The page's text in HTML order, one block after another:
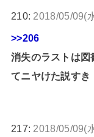
210: 2018/05/09(
>>206
消失のラストは
てニヤけた説すき
217: 2018/05/09(